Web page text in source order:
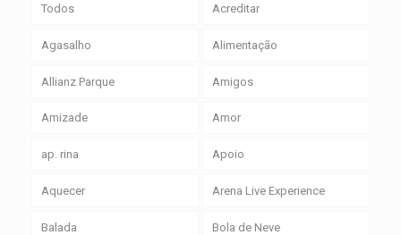
Todos Acreditar
Agasalho Alimentação
Allianz Parque Amigos
Amizade Amor
ap. rina Apoio
Aquecer Arena Live Experience
Balada Bola de Neve